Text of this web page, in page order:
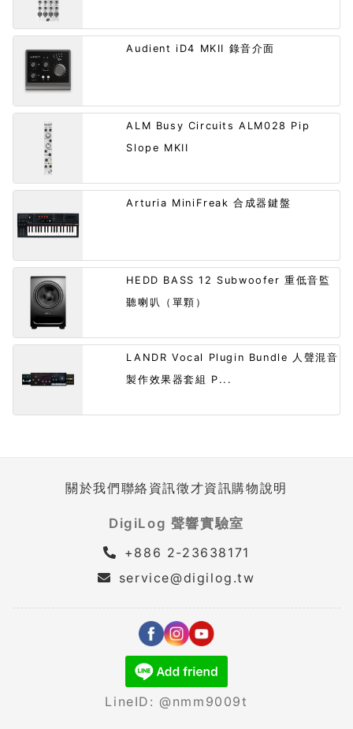
Audient iD4 MKII 錄音介面
ALM Busy Circuits ALM028 Pip
Slope MKII
Arturia MiniFreak 合成器鍵盤
HEDD BASS 12 Subwoofer 重低音監
聽喇叭（單顆）
LANDR Vocal Plugin Bundle 人聲混音
製作效果器套組 P...
關於我們聯絡資訊徵才資訊購物說明
DigiLog 聲響實驗室
+886 2-23638171
service@digilog.tw
LineID: @nmm9009t